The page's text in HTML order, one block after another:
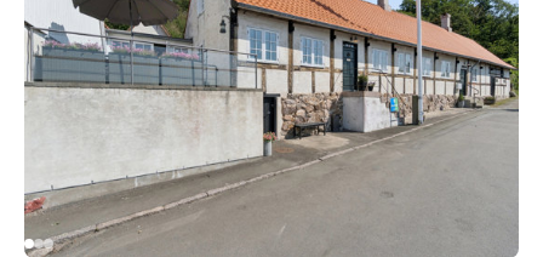
Vang,
3790
Hasle